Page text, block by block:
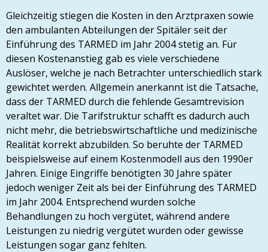
Gleichzeitig stiegen die Kosten in den Arztpraxen sowie
den ambulanten Abteilungen der Spitäler seit der
Einführung des TARMED im Jahr 2004 stetig an. Für
diesen Kostenanstieg gab es viele verschiedene
Auslöser, welche je nach Betrachter unterschiedlich stark
gewichtet werden. Allgemein anerkannt ist die Tatsache,
dass der TARMED durch die fehlende Gesamtrevision
veraltet war. Die Tarifstruktur schafft es dadurch auch
nicht mehr, die betriebswirtschaftliche und medizinische
Realität korrekt abzubilden. So beruhte der TARMED
beispielsweise auf einem Kostenmodell aus den 1990er
Jahren. Einige Eingriffe benötigten 30 Jahre später
jedoch weniger Zeit als bei der Einführung des TARMED
im Jahr 2004. Entsprechend wurden solche
Behandlungen zu hoch vergütet, während andere
Leistungen zu niedrig vergütet wurden oder gewisse
Leistungen sogar ganz fehlten.